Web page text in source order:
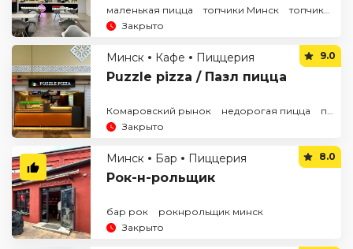
маленькая пицца топчики Минск
топчики пицца
Закрыто
Минск Кафе Пиццерия
Puzzle pizza / Пазл пицца
9.0
Комаровский рынок недорогая пицца
пицца на Комаровке
Закрыто
Минск Бар Пиццерия
Рок-н-рольщик
8.0
бар рок
рокнрольщик минск
Закрыто